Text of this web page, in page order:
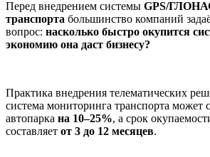
Перед внедрением системы GPS/
транспорта большинство компаний
вопрос: насколько быстро окупится
экономию она даст бизнесу?
Практика внедрения телематических
система мониторинга транспорта может
автопарка на 10–25%, а срок
составляет от 3 до 12 месяцев.